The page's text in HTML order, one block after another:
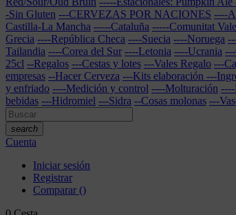
-Sin Gluten ---CERVEZAS POR NACIONES ----
Castilla-La Mancha -----Cataluña -----Comunitat
Grecia ----República Checa ----Suecia ----Noruega
Tailandia ----Corea del Sur ----Letonia ----Ucrania
25cl --Regalos ---Cestas y lotes ---Vales Regalo ---
empresas --Hacer Cerveza ---Kits elaboración ---
y enfriado ----Medición y control ----Molturación
bebidas ---Hidromiel ---Sidra --Cosas molonas ---
search
Cuenta
Iniciar sesión
Registrar
Comparar ()